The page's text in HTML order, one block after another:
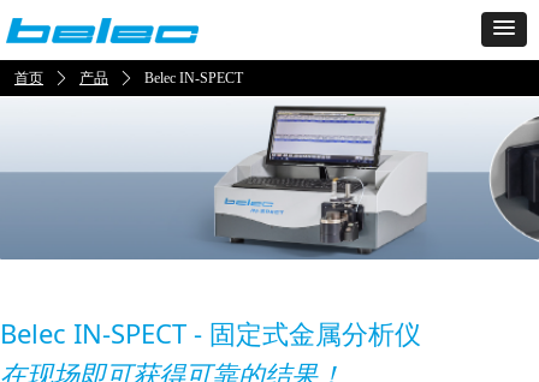
首页 ꄲ 产品 ꄲ Belec IN-SPECT
Belec IN-SPECT - 固定式金属分析仪
在现场即可获得可靠的结果！